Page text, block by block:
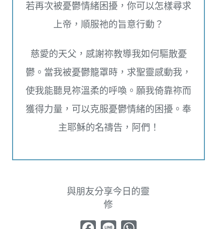
若再次被憂鬱情緒困擾，你可以怎樣尋求
上帝，順服祂的旨意行動？
慈愛的天父，感謝祢教導我如何驅散憂
鬱。當我被憂鬱籠罩時，求聖靈感動我，
使我能聽見祢溫柔的呼喚。願我倚靠祢而
獲得力量，可以克服憂鬱情緒的困擾。奉
主耶穌的名禱告，阿們！
與朋友分享今日的靈
修
Facebook
Line WhatsApp